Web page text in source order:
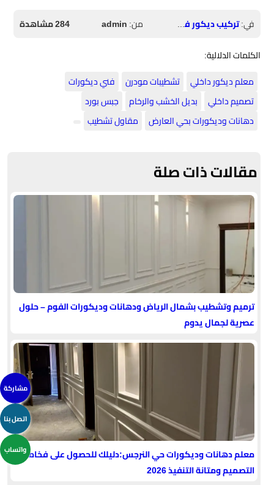
في:تركيب ديكور فوم الرياض من:admin
284 مشاهدة
الكلمات الدلالية:
معلم ديكور داخلي
تشطيبات مودرن
فني ديكورات
تصميم داخلي
بديل الخشب والرخام
جبس بورد
دهانات وديكورات بحي العارض
مقاول تشطيب
مقالات ذات صلة
ترميم وتشطيب بشمال الرياض ودهانات وديكورات الفوم – حلول
عصرية لجمال يدوم
معلم دهانات وديكورات حي النرجس:دليلك للحصول على فخامة
التصميم ومتانة التنفيذ 2026
مشاركة
اتصل بنا
واتساب